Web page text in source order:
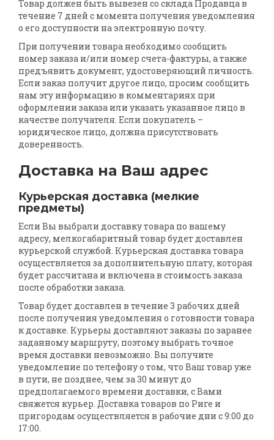
Товар должен быть вывезен со склада Продавца в
течение 7 дней с момента получения уведомления
о его доступности на электронную почту.
При получении товара необходимо сообщить
номер заказа и/или номер счета-фактуры, а также
предъявить документ, удостоверяющий личность.
Если заказ получит другое лицо, просим сообщить
нам эту информацию в комментариях при
оформлении заказа или указать указанное лицо в
качестве получателя. Если покупатель –
юридическое лицо, должна присутствовать
доверенность.
Доставка на Ваш адрес
Курьерская доставка (мелкие
предметы)
Если Вы выбрали доставку товара по вашему
адресу, мелкогабаритный товар будет доставлен
курьерской службой. Курьерская доставка товара
осуществляется за дополнительную плату, которая
будет рассчитана и включена в стоимость заказа
после обработки заказа.
Товар будет доставлен в течение 3 рабочих дней
после получения уведомления о готовности товара
к доставке. Курьеры доставляют заказы по заранее
заданному маршруту, поэтому выбрать точное
время доставки невозможно. Вы получите
уведомление по телефону о том, что Ваш товар уже
в пути, не позднее, чем за 30 минут до
предполагаемого времени доставки, с Вами
свяжется курьер. Доставка товаров по Риге и
пригородам осуществляется в рабочие дни с 9:00 до
17:00.